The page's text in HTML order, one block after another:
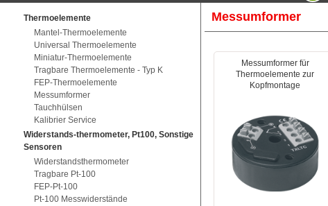
Thermoelemente
Mantel-Thermoelemente
Universal Thermoelemente
Miniatur-Thermoelemente
Tragbare Thermoelemente - Typ K
FEP-Thermoelemente
Messumformer
Tauchhülsen
Kalibrier Service
Widerstands-thermometer, Pt100, Sonstige
Sensoren
Widerstandsthermometer
Tragbare Pt-100
FEP-Pt-100
Pt-100 Messwiderstände
Messumformer
Messumformer für
Thermoelemente zur
Kopfmontage